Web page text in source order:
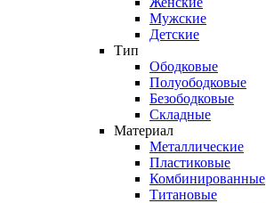
Мужские
Детские
Тип
Ободковые
Полуободковые
Безободковые
Складные
Материал
Металлические
Пластиковые
Комбинированные
Титановые